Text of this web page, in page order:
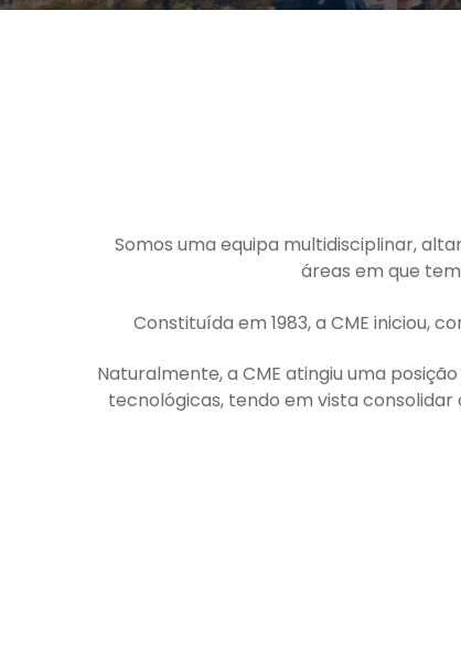
Somos uma equipa multidisciplinar,
áreas em que
Constituída em 1983, a CME iniciou,
Naturalmente, a CME atingiu uma
tecnológicas, tendo em vista